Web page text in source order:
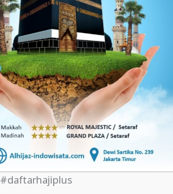
#daftarhajiplus